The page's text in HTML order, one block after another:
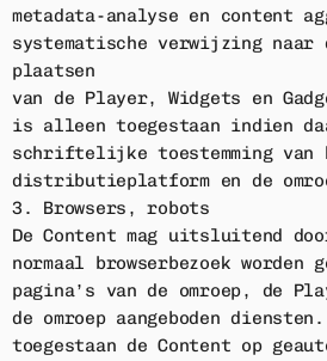
metadata-analyse en content
systematische verwijzing naar
plaatsen
van de Player, Widgets en
is alleen toegestaan indien
schriftelijke toestemming van
distributieplatform en de
3. Browsers, robots
De Content mag uitsluitend
normaal browserbezoek worden
pagina’s van de omroep, de
de omroep aangeboden
toegestaan de Content op